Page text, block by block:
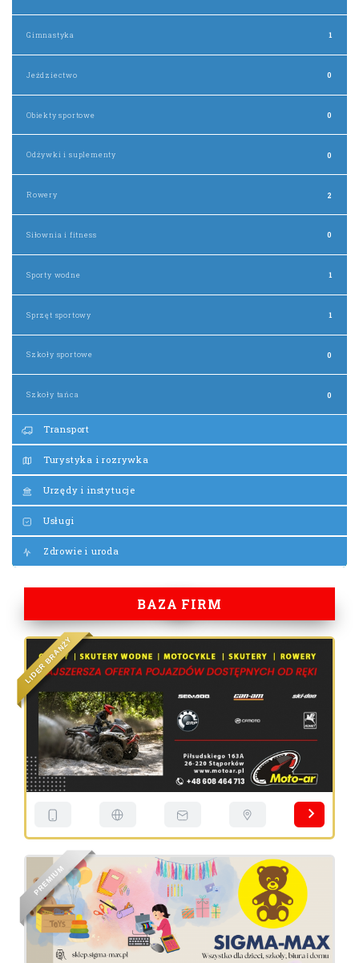
Gimnastyka 1
Jeździectwo 0
Obiekty sportowe 0
Odżywki i suplementy 0
Rowery 2
Siłownia i fitness 0
Sporty wodne 1
Sprzęt sportowy 1
Szkoły sportowe 0
Szkoły tańca 0
Transport
Turystyka i rozrywka
Urzędy i instytucje
Usługi
Zdrowie i uroda
BAZA FIRM
LI
DER
BRANŻ
Y
PREM
I
UM